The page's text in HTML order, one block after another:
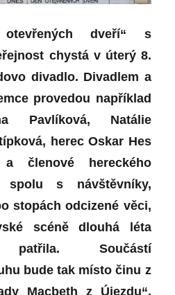
dveří“ s
chystá v úterý 8.
divadlo. Divadlem a
provedou například
Pavlíková, Natálie
herec Oskar Hes
členové hereckého
s návštěvníky,
stopách odcizené věci,
scéně dlouhá léta
patřila. Součástí
bude tak místo činu z
Macbeth z Újezdu“.